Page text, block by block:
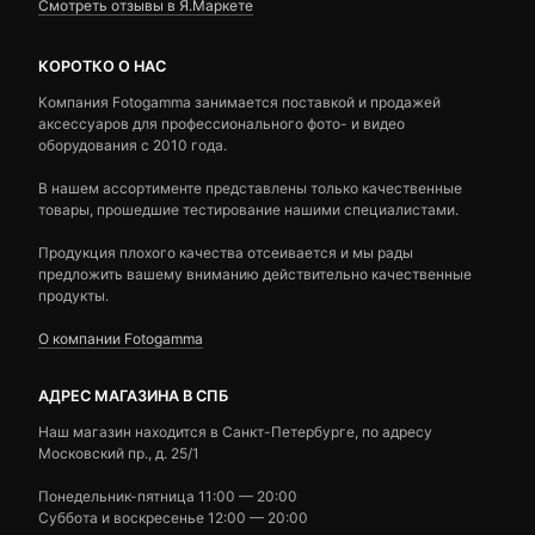
Смотреть отзывы в Я.Маркете
КОРОТКО О НАС
Компания Fotogamma занимается поставкой и продажей
аксессуаров для профессионального фото- и видео
оборудования с 2010 года.
В нашем ассортименте представлены только качественные
товары, прошедшие тестирование нашими специалистами.
Продукция плохого качества отсеивается и мы рады
предложить вашему вниманию действительно качественные
продукты.
О компании Fotogamma
АДРЕС МАГАЗИНА В СПБ
Наш магазин находится в Санкт-Петербурге, по адресу
Московский пр., д. 25/1
Понедельник-пятница 11:00 — 20:00
Суббота и воскресенье 12:00 — 20:00